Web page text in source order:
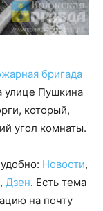
бригада
улице Пушкина
который,
угол комнаты.
Новости,
, Дзен. Есть тема
на почту